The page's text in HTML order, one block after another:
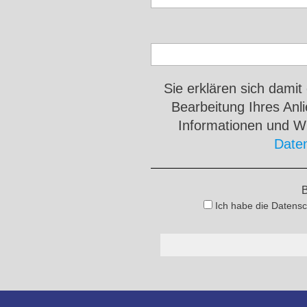
Sie erklären sich
Bearbeitung Ihres
Informationen und
Ich habe die